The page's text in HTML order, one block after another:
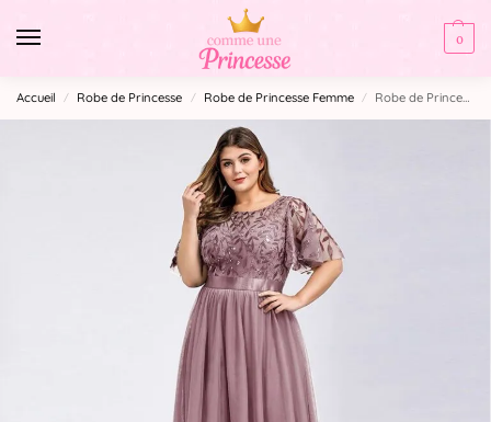
0
Accueil / Robe de Princesse / Robe de Princesse Femme / Robe de Princesse Femme Grande Taille